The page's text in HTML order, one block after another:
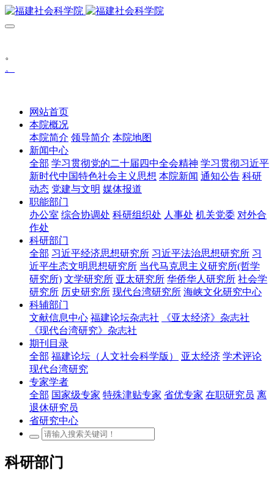
。
。
网站首页
本院概况
本院简介 领导简介 本院地图
新闻中心
全部 学习贯彻党的二十届四中全会精神 学习贯彻习近平
新时代中国特色社会主义思想 本院新闻 通知公告 科研
动态 党建与文明 媒体报道
职能部门
办公室 综合协调处 科研组织处 人事处 机关党委 对外合
作处
科研部门
全部 习近平经济思想研究所 习近平法治思想研究所 习
近平生态文明思想研究所 当代马克思主义研究所(哲学
研究所) 文学研究所 亚太研究所 华侨华人研究所 社会学
研究所 历史研究所 现代台湾研究所 海峡文化研究中心
科辅部门
文献信息中心 福建论坛杂志社
《亚太经济》杂志社
《现代台湾研究》杂志社
期刊目录
全部 福建论坛（人文社会科学版） 亚太经济 学术评论
现代台湾研究
专家学者
全部 国家级专家 特殊津贴专家 省优专家 在职研究员 离
退休研究员
省研究中心
科研部门